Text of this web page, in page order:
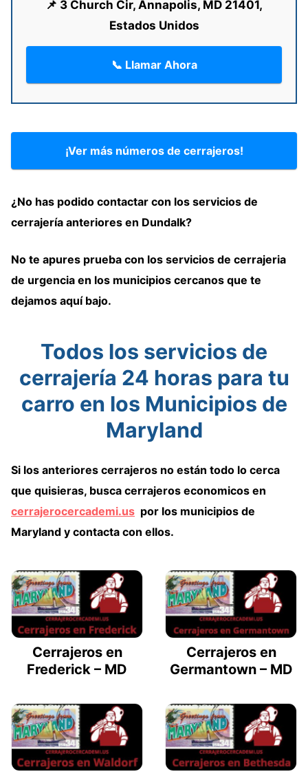
📌 3 Church Cir, Annapolis, MD 21401,
Estados Unidos
📞 Llamar Ahora
¡Ver más números de cerrajeros!
¿No has podido contactar con los servicios de
cerrajería anteriores en Dundalk?
No te apures prueba con los servicios de cerrajeria
de urgencia en los municipios cercanos que te
dejamos aquí bajo.
Todos los servicios de
cerrajería 24 horas para tu
carro en los Municipios de
Maryland
Si los anteriores cerrajeros no están todo lo cerca
que quisieras, busca cerrajeros economicos en
cerrajerocercademi.us por los municipios de
Maryland y contacta con ellos.
Cerrajeros en
Frederick – MD
Cerrajeros en
Germantown – MD